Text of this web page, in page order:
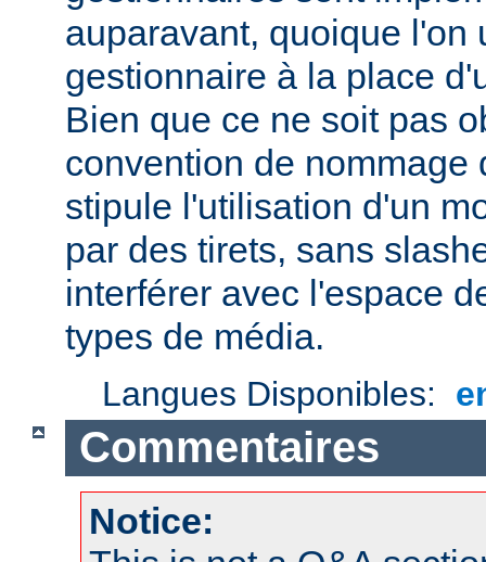
auparavant, quoique l'on
gestionnaire à la place
Bien que ce ne soit pas
convention de nommage
stipule l'utilisation d'un
par des tirets, sans
interférer avec l'espace
types de média.
Langues Disponibles:
Commentaires
Notice: